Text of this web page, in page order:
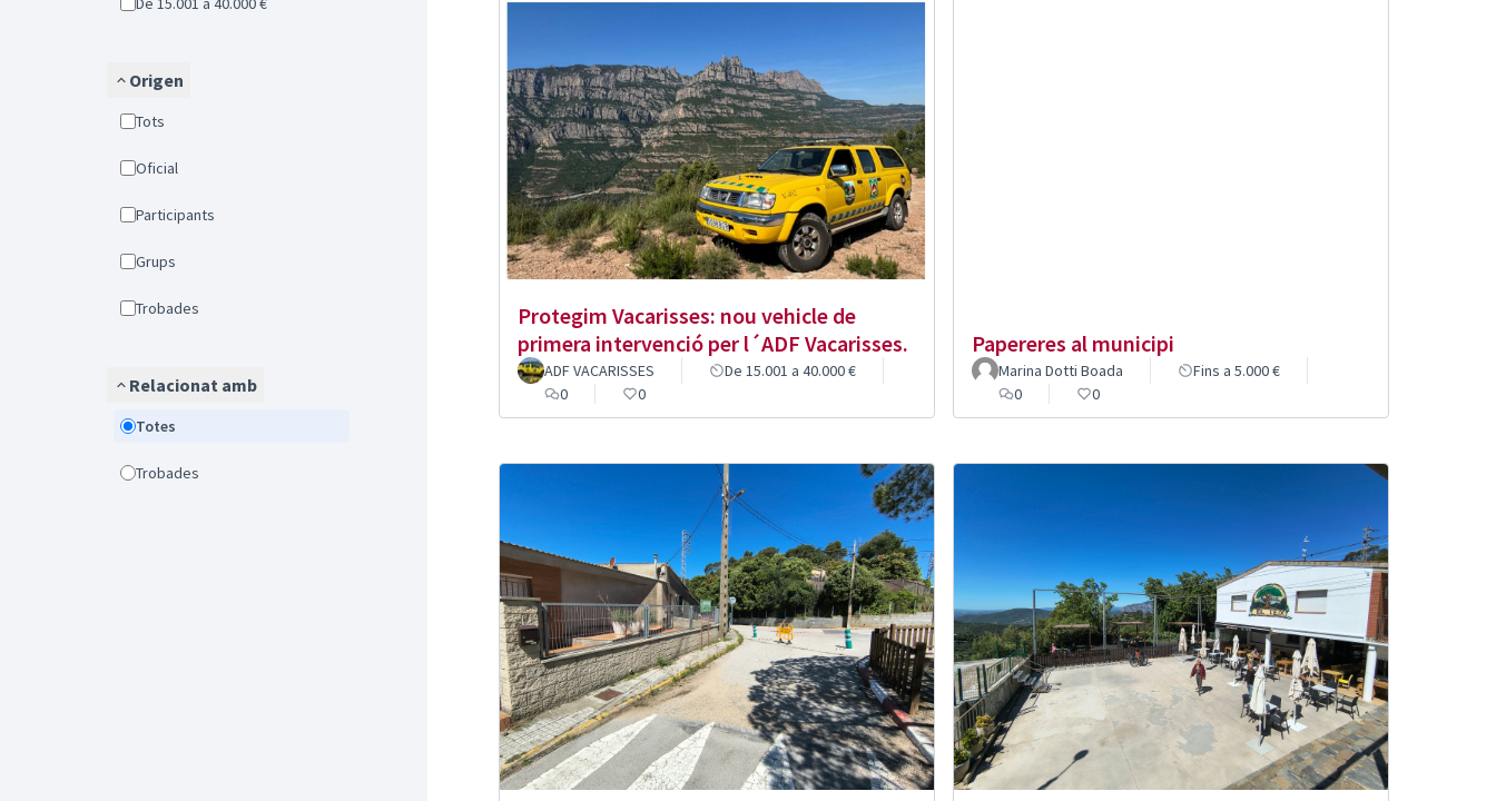
Origen
Tots
Oficial
Participants
Grups
Trobades
Relacionat amb
Totes
Trobades
Protegim Vacarisses: nou vehicle de
primera intervenció per l´ADF Vacarisses.
ADF VACARISSES
De 15.001 a 40.000 €
0
0
Papereres al municipi
Marina Dotti Boada
Fins a 5.000 €
0
0